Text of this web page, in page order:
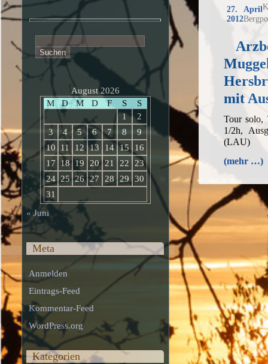
27. April
2012
mit
Tour
1/2h,
(LAU)
(mehr …)
nach:
August 2026
M
D M D F S
S
1
2
3
4 5 6 7 8
9
10
11 12 13 14 15
16
17
18 19 20 21 22
23
24 25 26 27 28 29
30
31
« Juni
Meta
Anmelden
Eintrags-Feed
Kommentar-Feed
WordPress.org
Kategorien